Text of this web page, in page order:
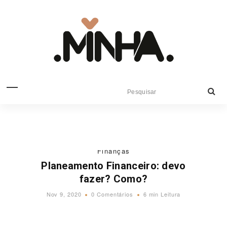
Finanças
Planeamento Financeiro: devo
fazer? Como?
Nov 9, 2020 0 Comentários 6 min Leitura